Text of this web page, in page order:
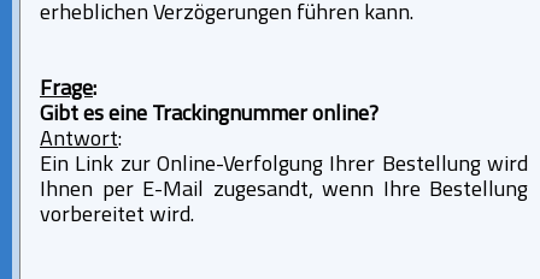
erheblichen Verzögerungen führen kann.
Frage:
Gibt es eine Trackingnummer online?
Antwort:
Ein Link zur Online-Verfolgung Ihrer Bestellung wird
Ihnen per E-Mail zugesandt, wenn Ihre Bestellung
vorbereitet wird.